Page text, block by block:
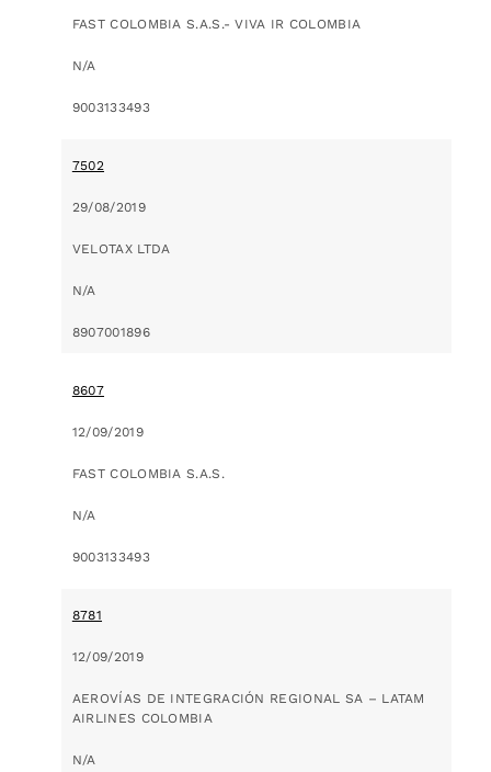
FAST COLOMBIA S.A.S.- VIVA IR COLOMBIA
N/A
9003133493
7502
29/08/2019
VELOTAX LTDA
N/A
8907001896
8607
12/09/2019
FAST COLOMBIA S.A.S.
N/A
9003133493
8781
12/09/2019
AEROVÍAS DE INTEGRACIÓN REGIONAL SA – LATAM
AIRLINES COLOMBIA
N/A